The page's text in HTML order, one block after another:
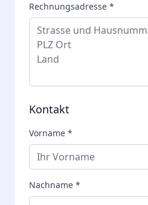
Rechnungsadresse *
Kontakt
Vorname *
Nachname *